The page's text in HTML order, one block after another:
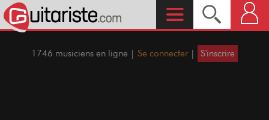
1746 musiciens en ligne | Se connecter | S'inscrire